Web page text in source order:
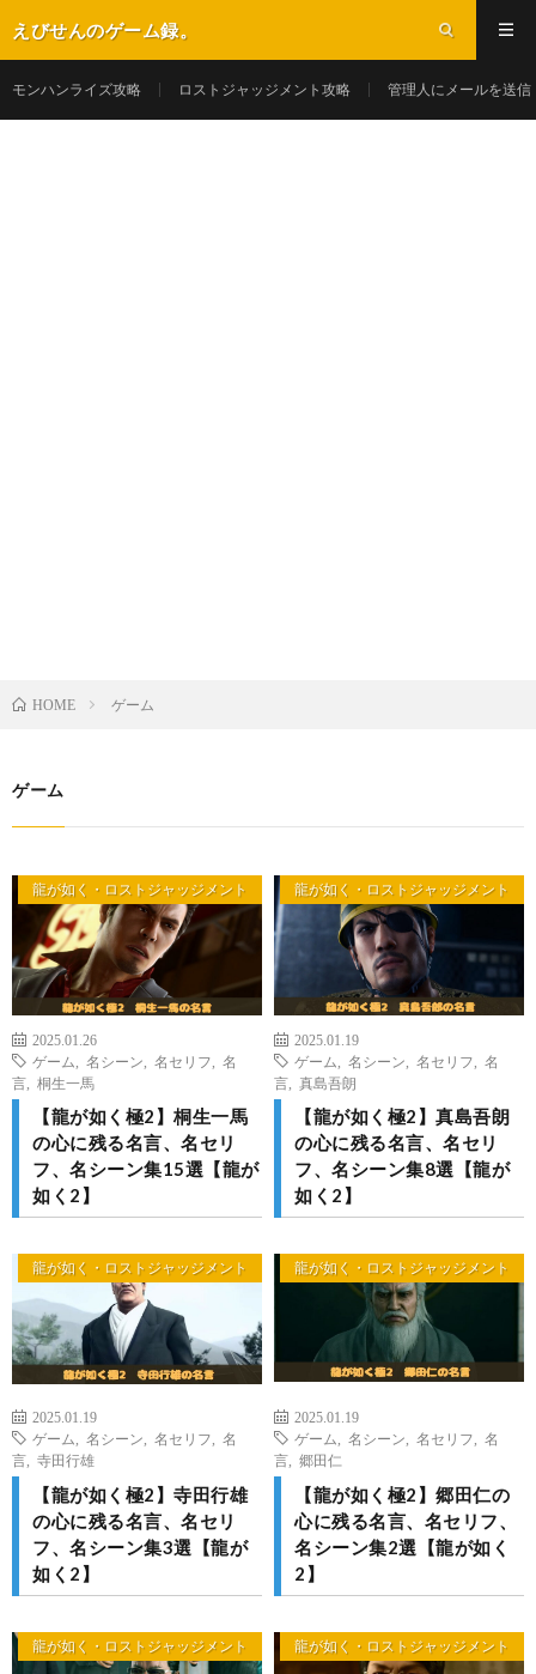
えびせんのゲーム録。
モンハンライズ攻略 ロストジャッジメント攻略 管理人にメールを送信
HOME ゲーム
ゲーム
龍が如く・ロストジャッジメント
2025.01.26
ゲーム
名シーン 名セリフ
名
言
桐生一馬
【龍が如く極2】桐生一馬
の心に残る名言、名セリ
フ、名シーン集15選【龍が
如く2】
龍が如く・ロストジャッジメント
2025.01.19
ゲーム
名シーン 名セリフ
名
言
真島吾朗
【龍が如く極2】真島吾朗
の心に残る名言、名セリ
フ、名シーン集8選【龍が
如く2】
龍が如く・ロストジャッジメント
2025.01.19
ゲーム
名シーン 名セリフ
名
言
寺田行雄
【龍が如く極2】寺田行雄
の心に残る名言、名セリ
フ、名シーン集3選【龍が
如く2】
龍が如く・ロストジャッジメント
2025.01.19
ゲーム
名シーン 名セリフ
名
言
郷田仁
【龍が如く極2】郷田仁の
心に残る名言、名セリフ、
名シーン集2選【龍が如く
2】
龍が如く・ロストジャッジメント 龍が如く・ロストジャッジメント